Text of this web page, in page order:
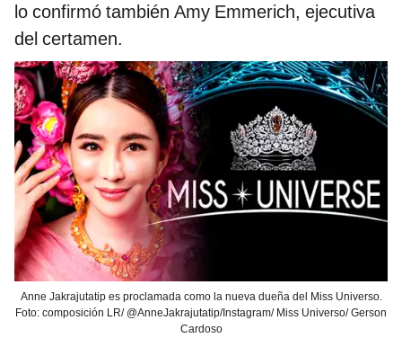
lo confirmó también Amy Emmerich, ejecutiva
del certamen.
Anne Jakrajutatip es proclamada como la nueva dueña del Miss Universo.
Foto: composición LR/ @AnneJakrajutatip/Instagram/ Miss Universo/ Gerson
Cardoso